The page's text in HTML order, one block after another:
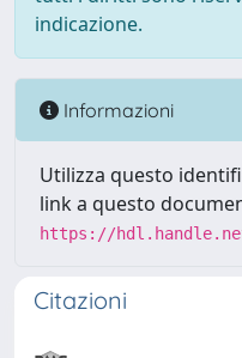
indicazione.
Informazioni
Utilizza questo
link a questo
https://
Citazioni